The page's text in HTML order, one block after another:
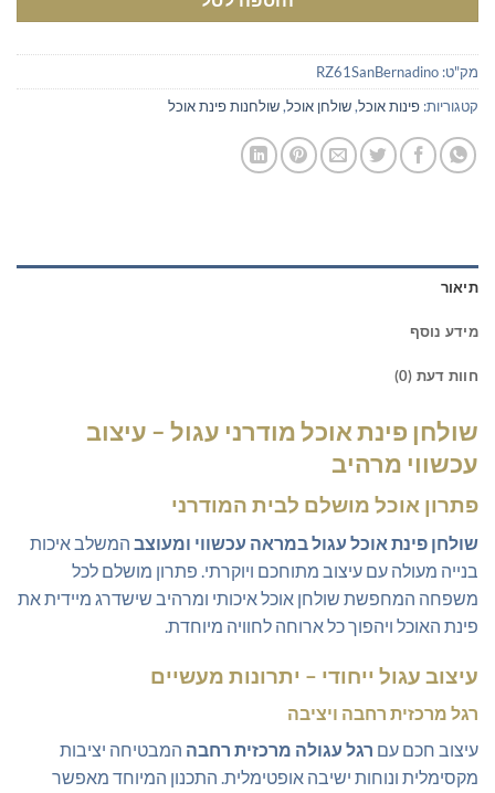
מק"ט: RZ61SanBernadino
קטגוריות: פינות אוכל,שולחן אוכל,שולחנות פינת אוכל
תיאור
מידע נוסף
חוות דעת (0)
שולחן פינת אוכל מודרני עגול – עיצוב
עכשווי מרהיב
פתרון אוכל מושלם לבית המודרני
שולחן פינת אוכל עגול במראה עכשווי ומעוצב המשלב איכות
בנייה מעולה עם עיצוב מתוחכם ויוקרתי. פתרון מושלם לכל
משפחה המחפשת שולחן אוכל איכותי ומרהיב שישדרג מיידית את
פינת האוכל ויהפוך כל ארוחה לחוויה מיוחדת.
עיצוב עגול ייחודי – יתרונות מעשיים
רגל מרכזית רחבה ויציבה
עיצוב חכם עם רגל עגולה מרכזית רחבה המבטיחה יציבות
מקסימלית ונוחות ישיבה אופטימלית. התכנון המיוחד מאפשר